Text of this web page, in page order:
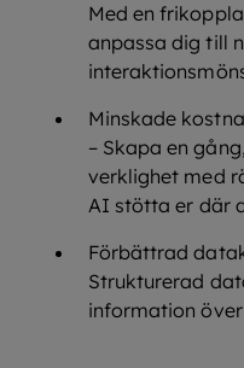
Med en
anpassa dig till
Minskade
– Skapa en
verklighet med
AI stötta er där
Förbättrad
Strukturerad
information